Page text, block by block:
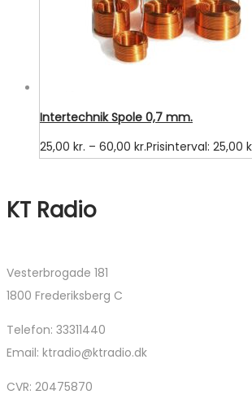
Intertechnik Spole 0,7 mm.
25,00 kr. – 60,00 kr.Prisinterval: 25,00
KT Radio
Vesterbrogade 181
1800 Frederiksberg C
Telefon: 33311440
Email: ktradio@ktradio.dk
CVR: 20475870